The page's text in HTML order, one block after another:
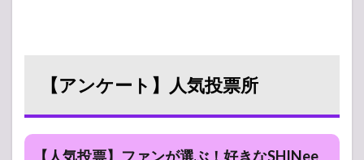
【アンケート】人気投票所
【人気投票】ファンが選ぶ！好きなSHINee